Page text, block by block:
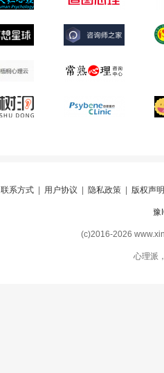
联系方式 用户协议 隐私政策 版权声明
豫
(c)2016-2026
心理派